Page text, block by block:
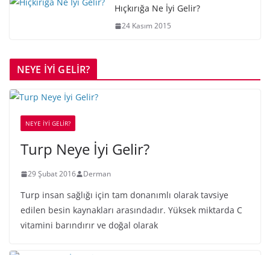
Hıçkırığa Ne İyi Gelir?
24 Kasım 2015
NEYE İYİ GELİR?
NEYE İYİ GELİR?
Turp Neye İyi Gelir?
29 Şubat 2016 Derman
Turp insan sağlığı için tam donanımlı olarak tavsiye
edilen besin kaynakları arasındadır. Yüksek miktarda C
vitamini barındırır ve doğal olarak